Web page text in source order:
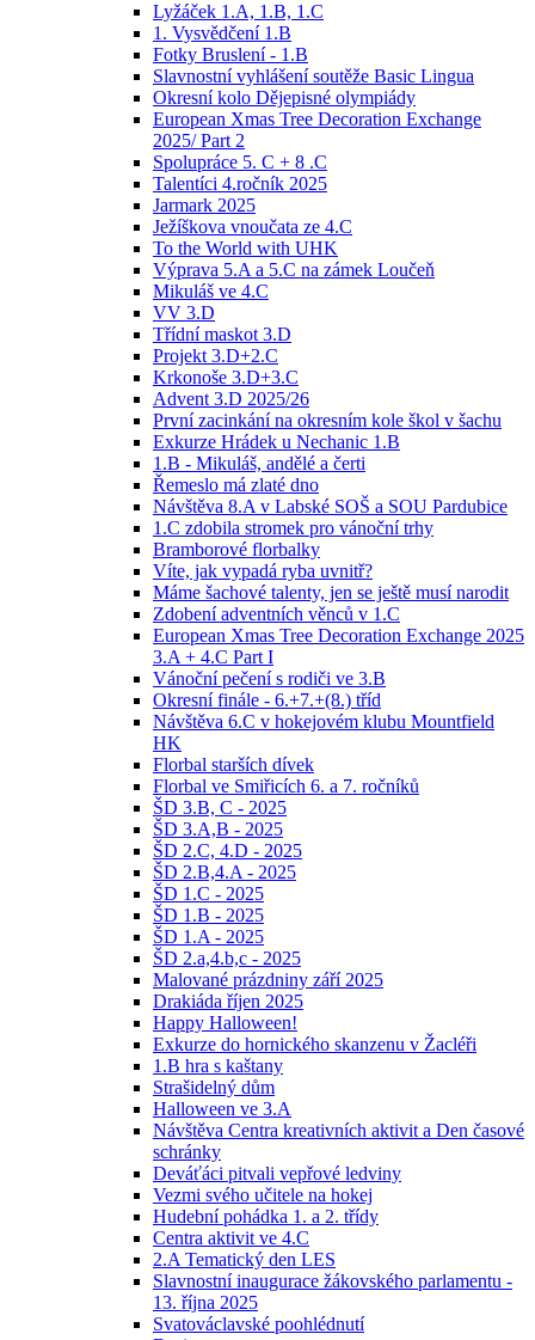
Lyžáček 1.A, 1.B, 1.C
1. Vysvědčení 1.B
Fotky Bruslení - 1.B
Slavnostní vyhlášení soutěže Basic Lingua
Okresní kolo Dějepisné olympiády
European Xmas Tree Decoration Exchange
2025/ Part 2
Spolupráce 5. C + 8 .C
Talentíci 4.ročník 2025
Jarmark 2025
Ježíškova vnoučata ze 4.C
To the World with UHK
Výprava 5.A a 5.C na zámek Loučeň
Mikuláš ve 4.C
VV 3.D
Třídní maskot 3.D
Projekt 3.D+2.C
Krkonoše 3.D+3.C
Advent 3.D 2025/26
První zacinkání na okresním kole škol v šachu
Exkurze Hrádek u Nechanic 1.B
1.B - Mikuláš, andělé a čerti
Řemeslo má zlaté dno
Návštěva 8.A v Labské SOŠ a SOU Pardubice
1.C zdobila stromek pro vánoční trhy
Bramborové florbalky
Víte, jak vypadá ryba uvnitř?
Máme šachové talenty, jen se ještě musí narodit
Zdobení adventních věnců v 1.C
European Xmas Tree Decoration Exchange 2025
3.A + 4.C Part I
Vánoční pečení s rodiči ve 3.B
Okresní finále - 6.+7.+(8.) tříd
Návštěva 6.C v hokejovém klubu Mountfield
HK
Florbal starších dívek
Florbal ve Smiřicích 6. a 7. ročníků
ŠD 3.B, C - 2025
ŠD 3.A,B - 2025
ŠD 2.C, 4.D - 2025
ŠD 2.B,4.A - 2025
ŠD 1.C - 2025
ŠD 1.B - 2025
ŠD 1.A - 2025
ŠD 2.a,4.b,c - 2025
Malované prázdniny září 2025
Drakiáda říjen 2025
Happy Halloween!
Exkurze do hornického skanzenu v Žacléři
1.B hra s kaštany
Strašidelný dům
Halloween ve 3.A
Návštěva Centra kreativních aktivit a Den časové
schránky
Deváťáci pitvali vepřové ledviny
Vezmi svého učitele na hokej
Hudební pohádka 1. a 2. třídy
Centra aktivit ve 4.C
2.A Tematický den LES
Slavnostní inaugurace žákovského parlamentu -
13. října 2025
Svatováclavské poohlédnutí